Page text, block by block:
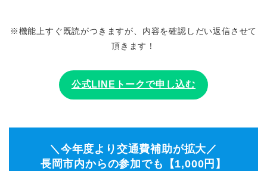
※機能上すぐ既読がつきますが、内容を確認しだい返信させて
頂きます！
公式LINEトークで申し込む
＼今年度より交通費補助が拡大／
長岡市内からの参加でも【1,000円】